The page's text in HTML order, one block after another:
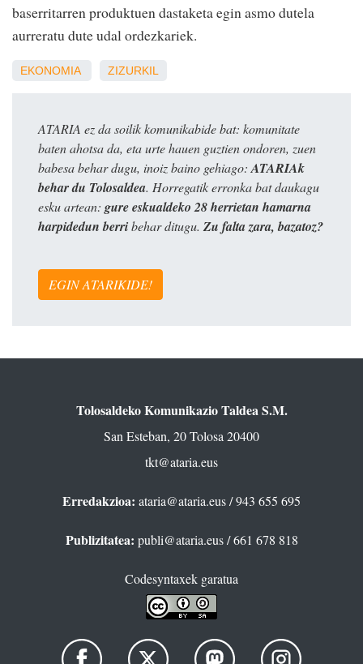
baserritarren produktuen dastaketa egin asmo dutela
aurreratu dute udal ordezkariek.
EKONOMIA ZIZURKIL
ATARIA ez da soilik komunikabide bat: komunitate
baten ahotsa da, eta urte hauen guztien ondoren, zuen
babesa behar dugu, inoiz baino gehiago: ATARIAk
behar du Tolosaldea. Horregatik erronka bat daukagu
esku artean: gure eskualdeko 28 herrietan hamarna
harpidedun berribehar ditugu. Zu falta zara, bazatoz?
EGIN ATARIKIDE!
Tolosaldeko Komunikazio Taldea S.M.
San Esteban, 20 Tolosa 20400
tkt@ataria.eus
Erredakzioa: ataria@ataria.eus/ 943 655 695
Publizitatea: publi@ataria.eus/ 661 678 818
Codesyntaxek garatua